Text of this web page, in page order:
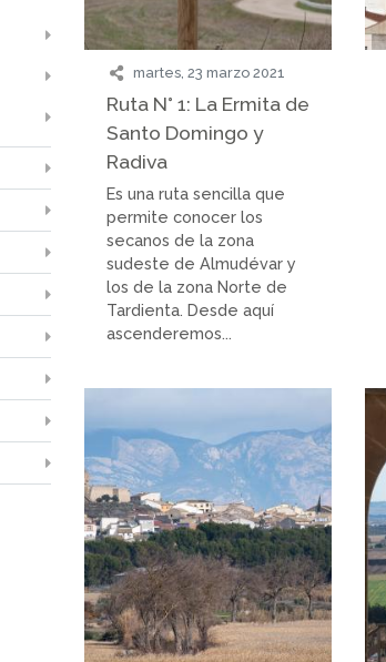
martes, 23 marzo 2021
Ruta N° 1: La Ermita de
Santo Domingo y
Radiva
Es una ruta sencilla que
permite conocer los
secanos de la zona
sudeste de Almudévar y
los de la zona Norte de
Tardienta. Desde aquí
ascenderemos...